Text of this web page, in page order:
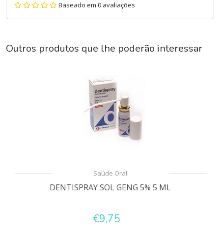
Baseado em 0 avaliações
Outros produtos que lhe poderão interessar
Saúde Oral
DENTISPRAY SOL GENG 5% 5 ML
€9,75